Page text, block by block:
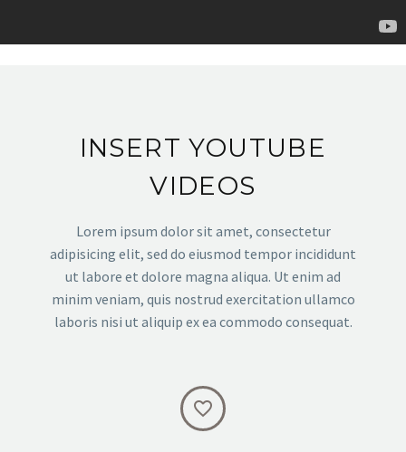
INSERT YOUTUBE
VIDEOS
Lorem ipsum dolor sit amet, consectetur
adipisicing elit, sed do eiusmod tempor incididunt
ut labore et dolore magna aliqua. Ut enim ad
minim veniam, quis nostrud exercitation ullamco
laboris nisi ut aliquip ex ea commodo consequat.

